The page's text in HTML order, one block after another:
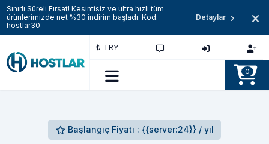
Sınırlı Süreli Fırsat! Kesintisiz ve ultra hızlı tüm
ürünlerimizde net %30 indirim başladı. Kod:
hostlar30
Detaylar
₺ TRY
0
Başlangıç Fiyatı : {{server:24}} / yıl